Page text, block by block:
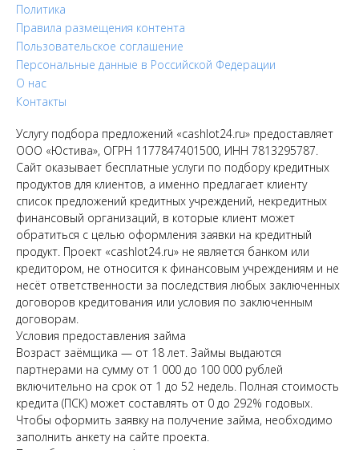
Политика
Правила размещения контента
Пользовательское соглашение
Персональные данные в Российской Федерации
О нас
Контакты
Услугу подбора предложений «cashlot24.ru» предоставляет
ООО «Юстива», ОГРН 1177847401500, ИНН 7813295787.
Сайт оказывает бесплатные услуги по подбору кредитных
продуктов для клиентов, а именно предлагает клиенту
список предложений кредитных учреждений, некредитных
финансовый организаций, в которые клиент может
обратиться с целью оформления заявки на кредитный
продукт. Проект «cashlot24.ru» не является банком или
кредитором, не относится к финансовым учреждениям и не
несёт ответственности за последствия любых заключенных
договоров кредитования или условия по заключенным
договорам.
Условия предоставления займа
Возраст заёмщика — от 18 лет. Займы выдаются
партнерами на сумму от 1 000 до 100 000 рублей
включительно на срок от 1 до 52 недель. Полная стоимость
кредита (ПСК) может составлять от 0 до 292% годовых.
Чтобы оформить заявку на получение займа, необходимо
заполнить анкету на сайте проекта.